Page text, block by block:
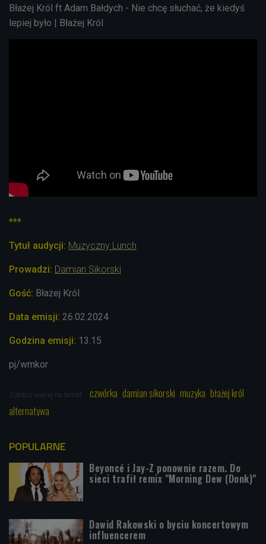
Błażej Król ft Adam Bałdych - Nie chcę słuchać, że kiedyś
lepiej było | Błażej Król
***
Tytuł audycji: Muzyczny Lunch
Prowadzi: Damian Sikorski
Gość: Błażej Król
Data emisji: 26.02.2024
Godzina emisji: 13.15
pj/wmkor
Zobacz więcej na temat: czwórka damian sikorski muzyka błażej król
alternatywa
POPULARNE
Beyoncé i Jay-Z ponownie razem. Do
sieci trafił remix "Morning Dew (Donk)"
Dawid Rakowski o byciu koncertowym
influencerem